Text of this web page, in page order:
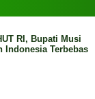
RI, Bupati Musi
Indonesia Terbebas